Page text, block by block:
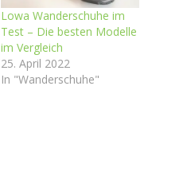
Lowa Wanderschuhe im
Test – Die besten Modelle
im Vergleich
25. April 2022
In "Wanderschuhe"